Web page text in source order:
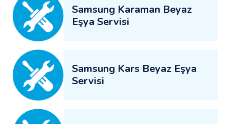
Samsung Karaman Beyaz
Eşya Servisi
Samsung Kars Beyaz Eşya
Servisi